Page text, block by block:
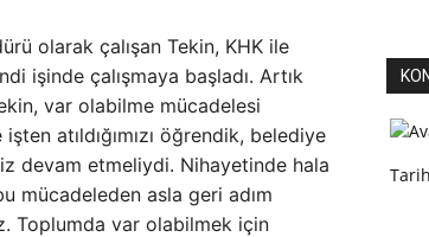
olarak çalışan Tekin, KHK ile
işinde çalışmaya başladı. Artık
var olabilme mücadelesi
atıldığımızı öğrendik, belediye
devam etmeliydi. Nihayetinde hala
mücadeleden asla geri adım
Toplumda var olabilmek için